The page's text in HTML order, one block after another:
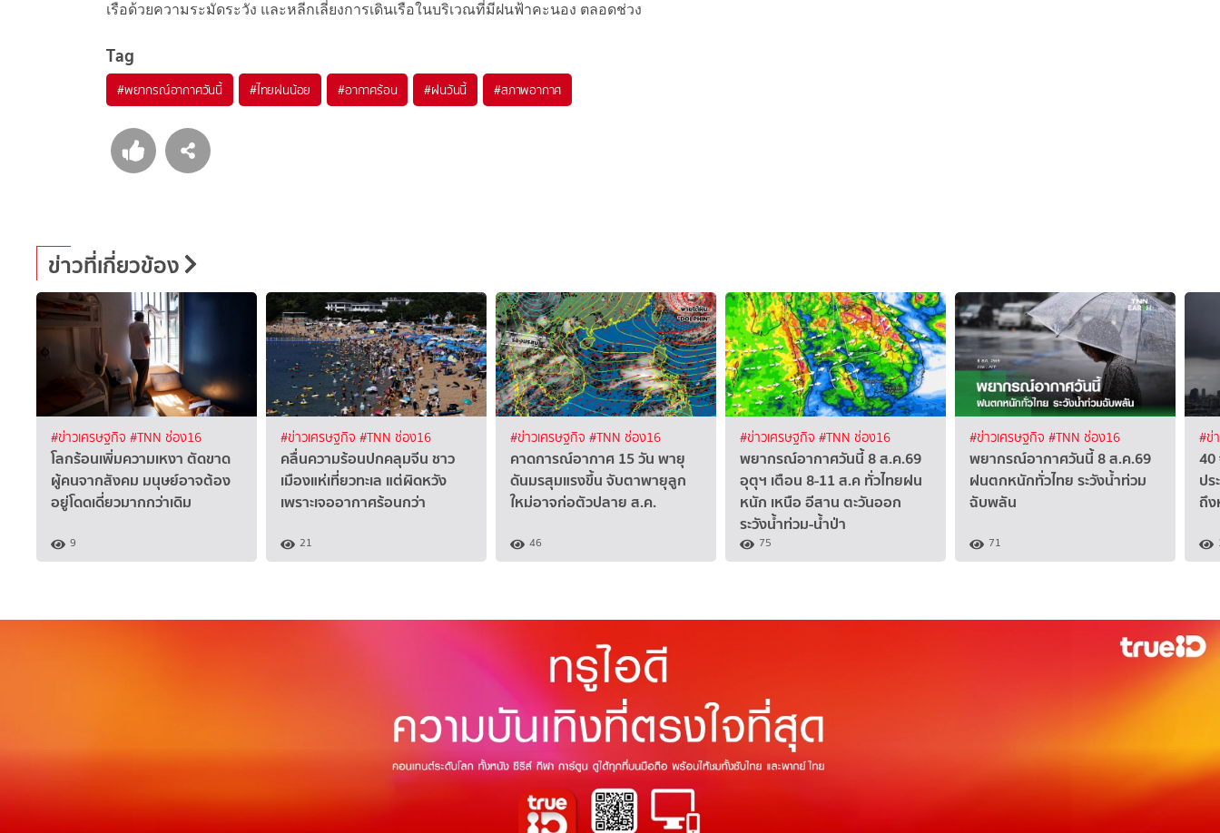
เรือด้วยความระมัดระวัง และหลีกเลี่ยงการเดินเรือในบริเวณที่มีฝนฟ้าคะนอง ตลอดช่วง
Tag
#พยากรณ์อากาศวันนี้ #ไทยฝนน้อย #อากาศร้อน #ฝนวันนี้ #สภาพอากาศ
ข่าวที่เกี่ยวข้อง
#ข่าวเศรษฐกิจ #TNN ช่อง16
โลกร้อนเพิ่มความเหงา ตัดขาด
ผู้คนจากสังคม มนุษย์อาจต้อง
อยู่โดดเดี่ยวมากกว่าเดิม
9
#ข่าวเศรษฐกิจ #TNN ช่อง16
คลื่นความร้อนปกคลุมจีน ชาว
เมืองแห่เที่ยวทะเล แต่ผิดหวัง
เพราะเจออากาศร้อนกว่า
21
#ข่าวเศรษฐกิจ #TNN ช่อง16
คาดการณ์อากาศ 15 วัน พายุ
ดันมรสุมแรงขึ้น จับตาพายุลูก
ใหม่อาจก่อตัวปลาย ส.ค.
46
#ข่าวเศรษฐกิจ #TNN ช่อง16
พยากรณ์อากาศวันนี้ 8 ส.ค.69
อุตุฯ เตือน 8-11 ส.ค ทั่วไทยฝน
หนัก เหนือ อีสาน ตะวันออก
ระวังน้ำท่วม-น้ำป่า
75
#ข่าวเศรษฐกิจ #TNN ช่อง16
พยากรณ์อากาศวันนี้ 8 ส.ค.69
ฝนตกหนักทั่วไทย ระวังน้ำท่วม
ฉับพลัน
71
#ข่
40
ป
ถึ